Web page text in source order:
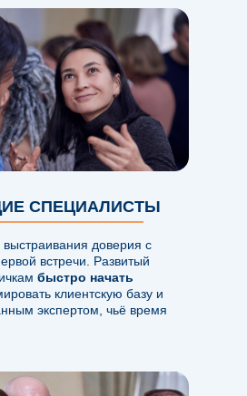
СПЕЦИАЛИСТЫ
доверия с
встречи. Развитый
быстро начать
клиентскую базу и
экспертом, чьё время